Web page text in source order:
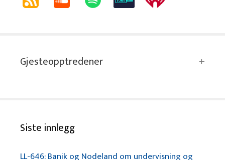
Gjesteopptredener
Siste innlegg
LL-646: Banik og Nodeland om undervisning og